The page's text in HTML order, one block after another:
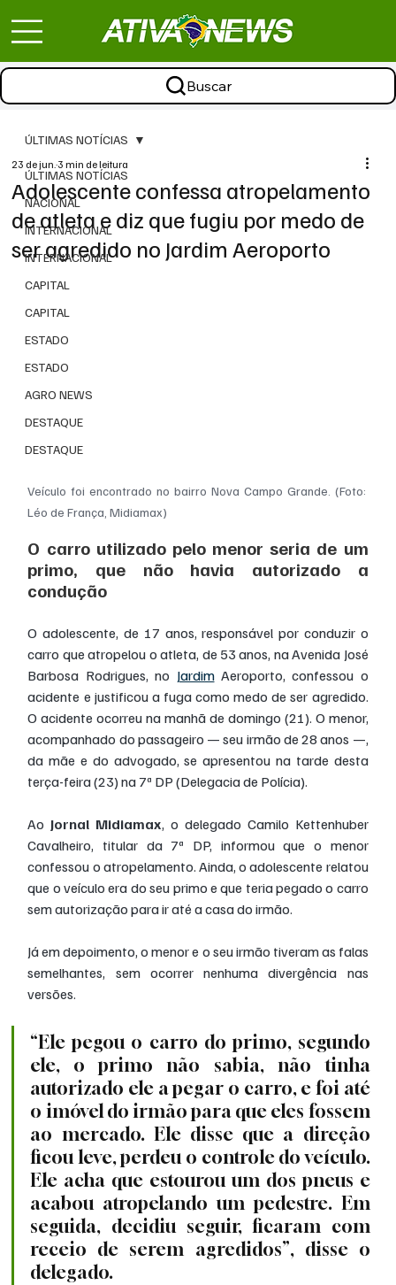
Buscar
ÚLTIMAS NOTÍCIAS
NACIONAL
INTERNACIONAL
INTERNACIONAL
CAPITAL
CAPITAL
ESTADO
ESTADO
AGRO NEWS
DESTAQUE
DESTAQUE
ÚLTIMAS NOTÍCIAS
Adolescente confessa atropelamento
de atleta e diz que fugiu por medo de
ser agredido no Jardim Aeroporto
23 de jun.3 min de leitura
Veículo foi encontrado no bairro Nova Campo Grande. (Foto:
Léo de França, Midiamax)
O carro utilizado pelo menor seria de um
primo, que não havia autorizado a
condução
O adolescente, de 17 anos, responsável por conduzir o
carro que atropelou o atleta, de 53 anos, na Avenida José
Barbosa Rodrigues, no Jardim Aeroporto, confessou o
acidente e justificou a fuga como medo de ser agredido.
O acidente ocorreu na manhã de domingo (21). O menor,
acompanhado do passageiro — seu irmão de 28 anos —,
da mãe e do advogado, se apresentou na tarde desta
terça-feira (23) na 7ª DP (Delegacia de Polícia).
Ao Jornal Midiamax, o delegado Camilo Kettenhuber
Cavalheiro, titular da 7ª DP, informou que o menor
confessou o atropelamento. Ainda, o adolescente relatou
que o veículo era do seu primo e que teria pegado o carro
sem autorização para ir até a casa do irmão.
Já em depoimento, o menor e o seu irmão tiveram as falas
semelhantes, sem ocorrer nenhuma divergência nas
versões.
“Ele pegou o carro do primo, segundo
ele, o primo não sabia, não tinha
autorizado ele a pegar o carro, e foi até
o imóvel do irmão para que eles fossem
ao mercado. Ele disse que a direção
ficou leve, perdeu o controle do veículo.
Ele acha que estourou um dos pneus e
acabou atropelando um pedestre. Em
seguida, decidiu seguir, ficaram com
receio de serem agredidos”, disse o
delegado.